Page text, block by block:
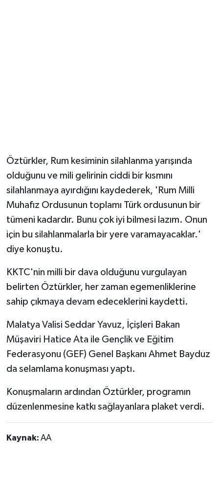
Öztürkler, Rum kesiminin silahlanma yarışında
olduğunu ve mili gelirinin ciddi bir kısmını
silahlanmaya ayırdığını kaydederek, 'Rum Milli
Muhafız Ordusunun toplamı Türk ordusunun bir
tümeni kadardır. Bunu çok iyi bilmesi lazım. Onun
için bu silahlanmalarla bir yere varamayacaklar.'
diye konuştu.
KKTC'nin milli bir dava olduğunu vurgulayan
belirten Öztürkler, her zaman egemenliklerine
sahip çıkmaya devam edeceklerini kaydetti.
Malatya Valisi Seddar Yavuz, İçişleri Bakan
Müşaviri Hatice Ata ile Gençlik ve Eğitim
Federasyonu (GEF) Genel Başkanı Ahmet Bayduz
da selamlama konuşması yaptı.
Konuşmaların ardından Öztürkler, programın
düzenlenmesine katkı sağlayanlara plaket verdi.
Kaynak: AA